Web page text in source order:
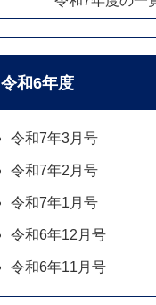
令和6年度
令和7年3月号
令和7年2月号
令和7年1月号
令和6年12月号
令和6年11月号